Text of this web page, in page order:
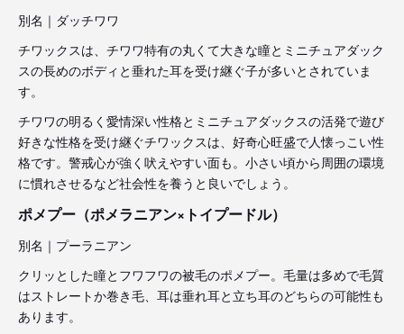
別名｜ダッチワワ
チワックスは、チワワ特有の丸くて大きな瞳とミニチュアダック
スの長めのボディと垂れた耳を受け継ぐ子が多いとされていま
す。
チワワの明るく愛情深い性格とミニチュアダックスの活発で遊び
好きな性格を受け継ぐチワックスは、好奇心旺盛で人懐っこい性
格です。警戒心が強く吠えやすい面も。小さい頃から周囲の環境
に慣れさせるなど社会性を養うと良いでしょう。
ポメプー（ポメラニアン×トイプードル）
別名｜プーラニアン
クリッとした瞳とフワフワの被毛のポメプー。毛量は多めで毛質
はストレートか巻き毛、耳は垂れ耳と立ち耳のどちらの可能性も
あります。